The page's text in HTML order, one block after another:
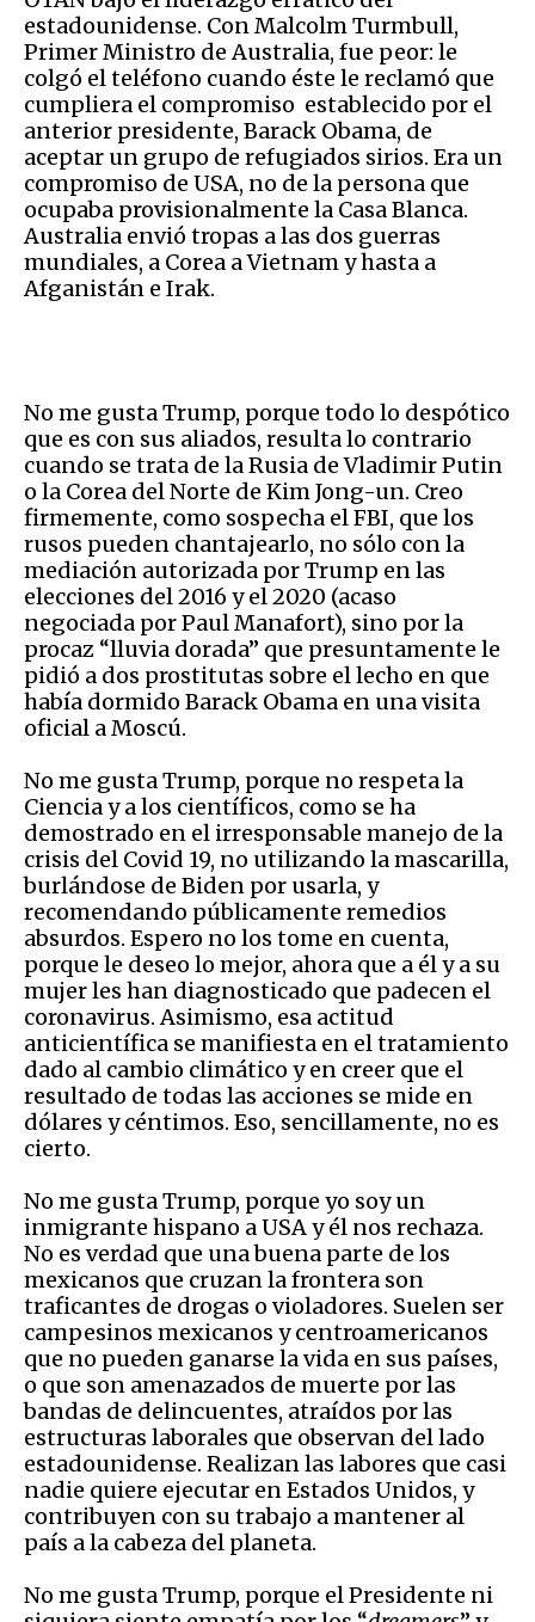
estadounidense. Con Malcolm Turmbull,
Primer Ministro de Australia, fue peor: le
colgó el teléfono cuando éste le reclamó que
cumpliera el compromiso establecido por el
anterior presidente, Barack Obama, de
aceptar un grupo de refugiados sirios. Era un
compromiso de USA, no de la persona que
ocupaba provisionalmente la Casa Blanca.
Australia envió tropas a las dos guerras
mundiales, a Corea a Vietnam y hasta a
Afganistán e Irak.
No me gusta Trump, porque todo lo despótico
que es con sus aliados, resulta lo contrario
cuando se trata de la Rusia de Vladimir Putin
o la Corea del Norte de Kim Jong-un. Creo
firmemente, como sospecha el FBI, que los
rusos pueden chantajearlo, no sólo con la
mediación autorizada por Trump en las
elecciones del 2016 y el 2020 (acaso
negociada por Paul Manafort), sino por la
procaz “lluvia dorada” que presuntamente le
pidió a dos prostitutas sobre el lecho en que
había dormido Barack Obama en una visita
oficial a Moscú.
No me gusta Trump, porque no respeta la
Ciencia y a los científicos, como se ha
demostrado en el irresponsable manejo de la
crisis del Covid 19, no utilizando la mascarilla,
burlándose de Biden por usarla, y
recomendando públicamente remedios
absurdos. Espero no los tome en cuenta,
porque le deseo lo mejor, ahora que a él y a su
mujer les han diagnosticado que padecen el
coronavirus. Asimismo, esa actitud
anticientífica se manifiesta en el tratamiento
dado al cambio climático y en creer que el
resultado de todas las acciones se mide en
dólares y céntimos. Eso, sencillamente, no es
cierto.
No me gusta Trump, porque yo soy un
inmigrante hispano a USA y él nos rechaza.
No es verdad que una buena parte de los
mexicanos que cruzan la frontera son
traficantes de drogas o violadores. Suelen ser
campesinos mexicanos y centroamericanos
que no pueden ganarse la vida en sus países,
o que son amenazados de muerte por las
bandas de delincuentes, atraídos por las
estructuras laborales que observan del lado
estadounidense. Realizan las labores que casi
nadie quiere ejecutar en Estados Unidos, y
contribuyen con su trabajo a mantener al
país a la cabeza del planeta.
No me gusta Trump, porque el Presidente ni